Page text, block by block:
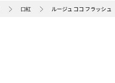
口紅 ルージュ ココ フラッシュ